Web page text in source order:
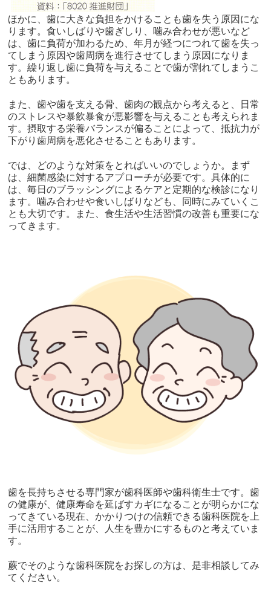
ほかに、歯に大きな負担をかけることも歯を失う原因にな
ります。食いしばりや歯ぎしり、噛み合わせが悪いなど
は、歯に負荷が加わるため、年月が経つにつれて歯を失っ
てしまう原因や歯周病を進行させてしまう原因になりま
す。繰り返し歯に負荷を与えることで歯が割れてしまうこ
ともあります。
また、歯や歯を支える骨、歯肉の観点から考えると、日常
のストレスや暴飲暴食が悪影響を与えることも考えられま
す。摂取する栄養バランスが偏ることによって、抵抗力が
下がり歯周病を悪化させることもあります。
では、どのような対策をとればいいのでしょうか。まず
は、細菌感染に対するアプローチが必要です。具体的に
は、毎日のブラッシングによるケアと定期的な検診になり
ます。噛み合わせや食いしばりなども、同時にみていくこ
とも大切です。また、食生活や生活習慣の改善も重要にな
ってきます。
歯を長持ちさせる専門家が歯科医師や歯科衛生士です。歯
の健康が、健康寿命を延ばすカギになることが明らかにな
ってきている現在、かかりつけの信頼できる歯科医院を上
手に活用することが、人生を豊かにするものと考えていま
す。
蕨でそのような歯科医院をお探しの方は、是非相談してみ
てください。